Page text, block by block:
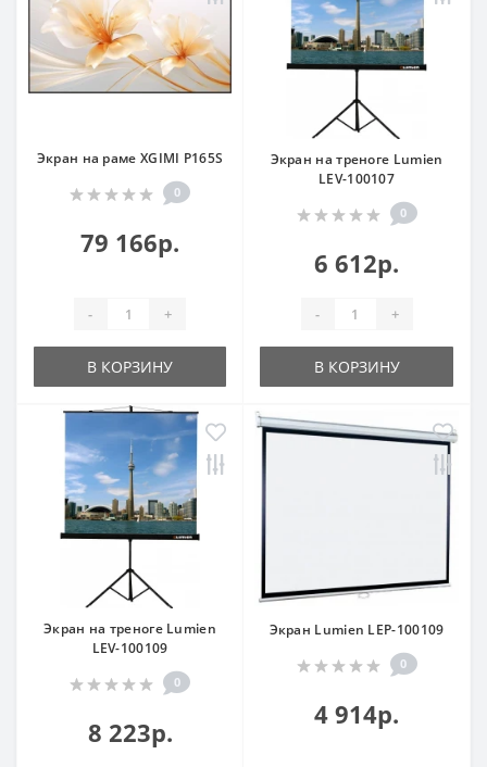
Экран на раме XGIMI P165S
0
79 166р.
- +
В КОРЗИНУ
Экран на треноге Lumien
LEV-100107
0
6 612р.
- +
В КОРЗИНУ
Экран на треноге Lumien
LEV-100109
0
8 223р.
Экран Lumien LEP-100109
0
4 914р.